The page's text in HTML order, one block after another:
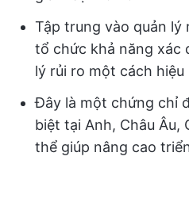
Tập trung vào quản lý
tổ chức khả năng xác
lý rủi ro một cách hiệu
Đây là một chứng chỉ
biệt tại Anh, Châu Âu,
thể giúp nâng cao